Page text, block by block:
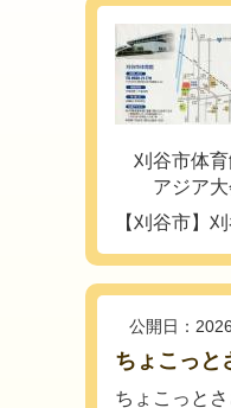
刈谷市体
アジア大
【刈谷市】
公開日：
ちょこっと
ちょこっと